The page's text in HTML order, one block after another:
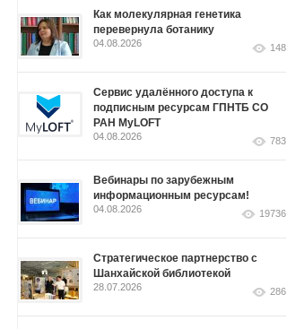
Как молекулярная генетика
перевернула ботанику
04.08.2026 148
Сервис удалённого доступа к
подписным ресурсам ГПНТБ СО
РАН MyLOFT
04.08.2026 783
Вебинары по зарубежным
информационным ресурсам!
04.08.2026 19736
Стратегическое партнерство с
Шанхайской библиотекой
28.07.2026 286